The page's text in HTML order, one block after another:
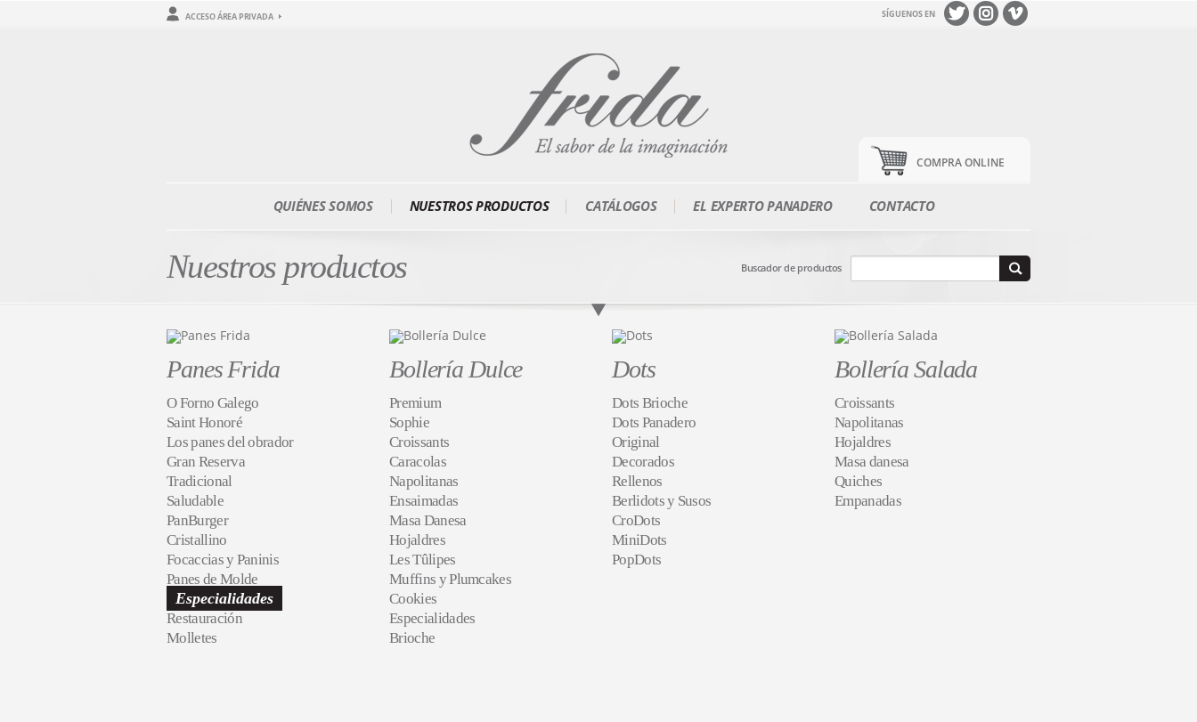
ACCESO ÁREA PRIVADA SÍGUENOS EN
COMPRA ONLINE
QUIÉNES SOMOS NUESTROS PRODUCTOS CATÁLOGOS EL EXPERTO PANADERO CONTACTO
Nuestros productos Buscador de productos
Panes Frida
O Forno Galego
Saint Honoré
Los panes del obrador
Gran Reserva
Tradicional
Saludable
PanBurger
Cristallino
Focaccias y Paninis
Panes de Molde
Especialidades
Restauración
Molletes
Bollería Dulce
Premium
Sophie
Croissants
Caracolas
Napolitanas
Ensaimadas
Masa Danesa
Hojaldres
Les Tûlipes
Muffins y Plumcakes
Cookies
Especialidades
Brioche
Dots
Dots Brioche
Dots Panadero
Original
Decorados
Rellenos
Berlidots y Susos
CroDots
MiniDots
PopDots
Bollería Salada
Croissants
Napolitanas
Hojaldres
Masa danesa
Quiches
Empanadas